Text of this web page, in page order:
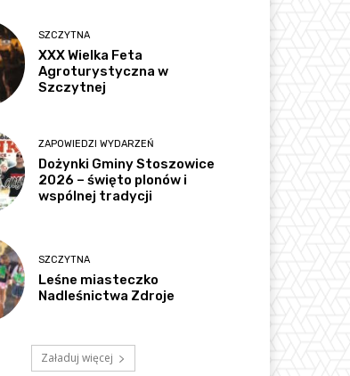
SZCZYTNA
XXX Wielka Feta
Agroturystyczna w
Szczytnej
ZAPOWIEDZI WYDARZEŃ
Dożynki Gminy Stoszowice
2026 – święto plonów i
wspólnej tradycji
SZCZYTNA
Leśne miasteczko
Nadleśnictwa Zdroje
Załaduj więcej